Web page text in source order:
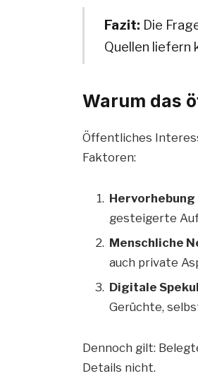
Fazit: Die
Quellen liefern
Warum das
Öffentliches
Faktoren:
Hervorhebung
gesteigerte
Menschliche
auch private
Digitale
Gerüchte,
Dennoch gilt:
Details nicht.